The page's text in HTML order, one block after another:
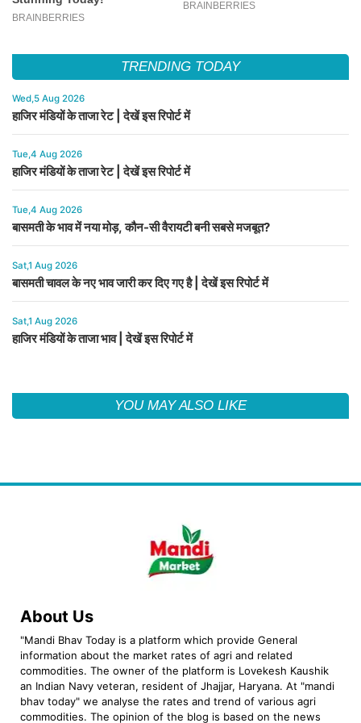
TRENDING TODAY
Wed,5 Aug 2026
हाजिर मंडियों के ताजा रेट | देखें इस रिपोर्ट में
Tue,4 Aug 2026
हाजिर मंडियों के ताजा रेट | देखें इस रिपोर्ट में
Tue,4 Aug 2026
बासमती के भाव में नया मोड़, कौन-सी वैरायटी बनी सबसे मजबूत?
Sat,1 Aug 2026
बासमती चावल के नए भाव जारी कर दिए गए है | देखें इस रिपोर्ट में
Sat,1 Aug 2026
हाजिर मंडियों के ताजा भाव | देखें इस रिपोर्ट में
YOU MAY ALSO LIKE
About Us
"Mandi Bhav Today is a platform which provide General
information about the market rates of agri and related
commodities. The owner of the platform is Lovekesh Kaushik
an Indian Navy veteran, resident of Jhajjar, Haryana. At "mandi
bhav today" we analyse the rates and trend of various agri
commodities. The opinion of the blog is based on the news